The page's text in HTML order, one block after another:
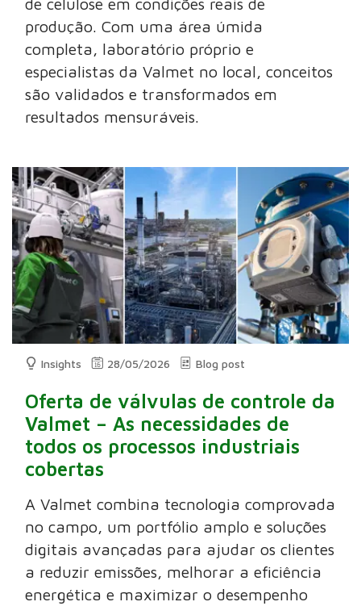
de celulose em condições reais de
produção. Com uma área úmida
completa, laboratório próprio e
especialistas da Valmet no local, conceitos
são validados e transformados em
resultados mensuráveis.
Insights 28/05/2026 Blog post
Oferta de válvulas de controle da
Valmet – As necessidades de
todos os processos industriais
cobertas
A Valmet combina tecnologia comprovada
no campo, um portfólio amplo e soluções
digitais avançadas para ajudar os clientes
a reduzir emissões, melhorar a eficiência
energética e maximizar o desempenho